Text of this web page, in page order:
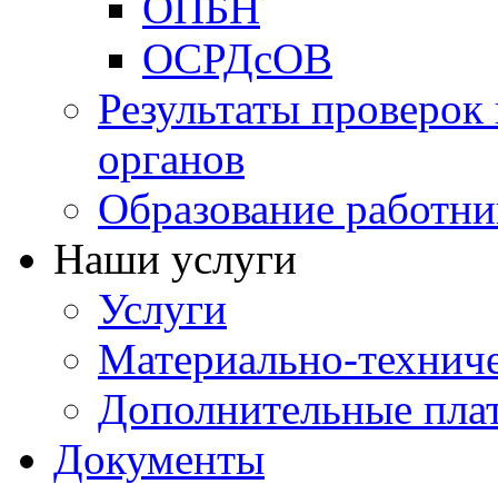
ОСРДсОВ
Результаты
органов
Образование
Наши услуги
Услуги
Материально-
Дополнительные
Документы